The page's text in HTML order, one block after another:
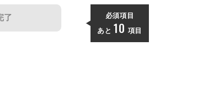
了 必須項目
あと 10 項目